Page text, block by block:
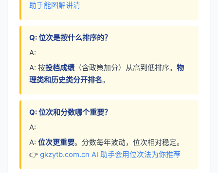
助手能图解讲清
Q: 位次是按什么排序的？
A:
A: 按投档成绩 （含政策加分）从高到低排序。 物
理类和历史类分开排名。
Q: 位次和分数哪个重要？
A:
A: 位次更重要。分数每年波动，位次相对稳定。
👉 gkzytb.com.cn AI 助手会用位次法为你推荐